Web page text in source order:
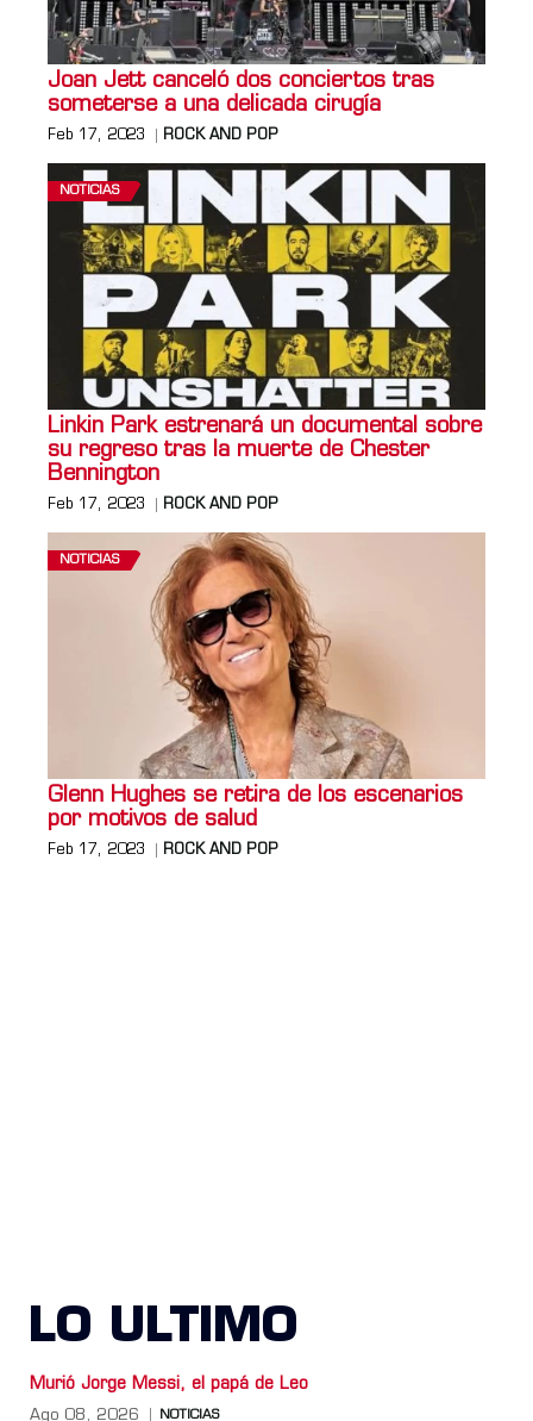
Joan Jett canceló dos conciertos tras
someterse a una delicada cirugía
Feb 17, 2023 ROCK AND POP
NOTICIAS
Linkin Park estrenará un documental sobre
su regreso tras la muerte de Chester
Bennington
Feb 17, 2023 ROCK AND POP
NOTICIAS
Glenn Hughes se retira de los escenarios
por motivos de salud
Feb 17, 2023 ROCK AND POP
LO ULTIMO
Murió Jorge Messi, el papá de Leo
Ago 08, 2026 NOTICIAS